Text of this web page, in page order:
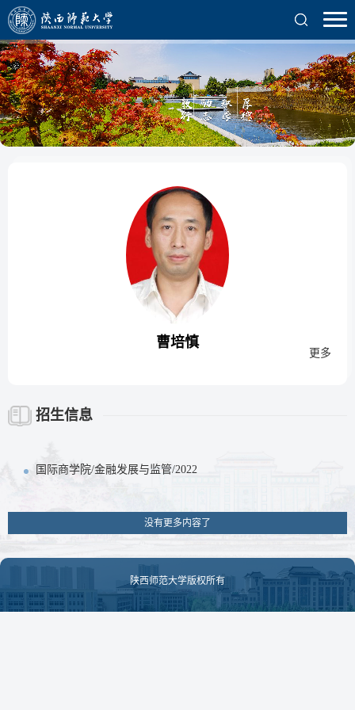
曹培慎
更多
招生信息
国际商学院/金融发展与监管/2022
没有更多内容了
陕西师范大学版权所有